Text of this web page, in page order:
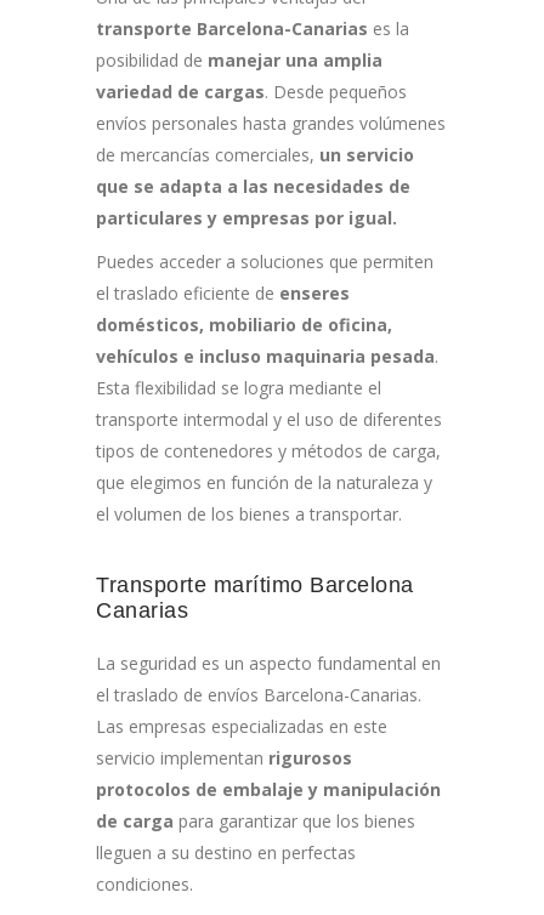
transporte Barcelona-Canarias es la
posibilidad de manejar una amplia
variedad de cargas. Desde pequeños
envíos personales hasta grandes volúmenes
de mercancías comerciales, un servicio
que se adapta a las necesidades de
particulares y empresas por igual.
Puedes acceder a soluciones que permiten
el traslado eficiente de enseres
domésticos, mobiliario de oficina,
vehículos e incluso maquinaria pesada.
Esta flexibilidad se logra mediante el
transporte intermodal y el uso de diferentes
tipos de contenedores y métodos de carga,
que elegimos en función de la naturaleza y
el volumen de los bienes a transportar.
Transporte marítimo Barcelona
Canarias
La seguridad es un aspecto fundamental en
el traslado de envíos Barcelona-Canarias.
Las empresas especializadas en este
servicio implementan rigurosos
protocolos de embalaje y manipulación
de carga para garantizar que los bienes
lleguen a su destino en perfectas
condiciones.